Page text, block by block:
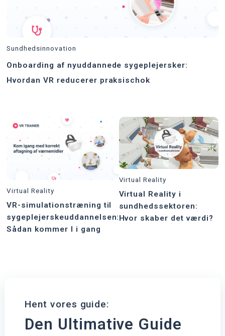
Sundhedsinnovation
Onboarding af nyuddannede sygeplejersker:
Hvordan VR reducerer praksischok
Virtual Reality
VR-simulationstræning til
sygeplejerskeuddannelsen:
Sådan kommer I i gang
Virtual Reality
Virtual Reality i
sundhedssektoren:
Hvor skaber det værdi?
Hent vores guide:
Den Ultimative Guide